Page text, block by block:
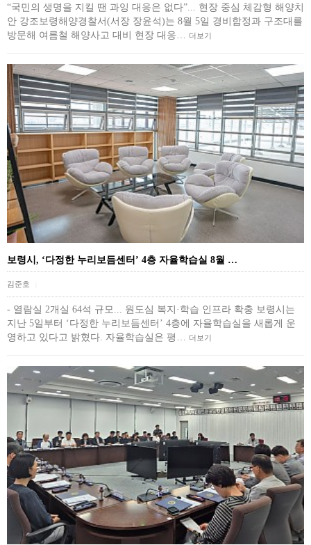
“국민의 생명을 지킬 땐 과잉 대응은 없다”... 현장 중심 체감형 해양치
안 강조보령해양경찰서(서장 장윤석)는 8월 5일 경비함정과 구조대를
방문해 여름철 해양사고 대비 현장 대응…
더보기
보령시, ‘다정한 누리보듬센터’ 4층 자율학습실 8월 …
김준호
- 열람실 2개실 64석 규모... 원도심 복지·학습 인프라 확충 보령시는
지난 5일부터 ‘다정한 누리보듬센터’ 4층에 자율학습실을 새롭게 운
영하고 있다고 밝혔다. 자율학습실은 평…
더보기